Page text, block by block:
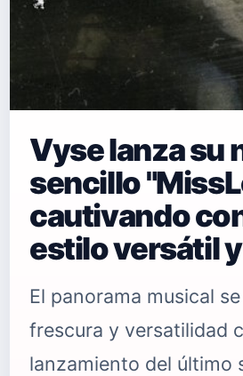
Vyse lanza su
sencillo
cautivando
estilo versátil
El panorama musical
frescura y versatilidad
lanzamiento del último